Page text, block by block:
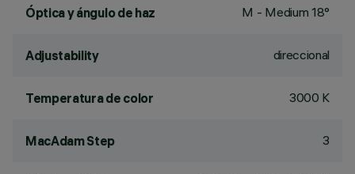
Óptica y ángulo de haz M - Medium 18°
Adjustability direccional
Temperatura de color 3000 K
MacAdam Step 3